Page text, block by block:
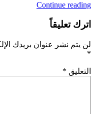
Continue reading
اترك تعليقاً
لن يتم نشر عنوان بريدك
*
التعليق *